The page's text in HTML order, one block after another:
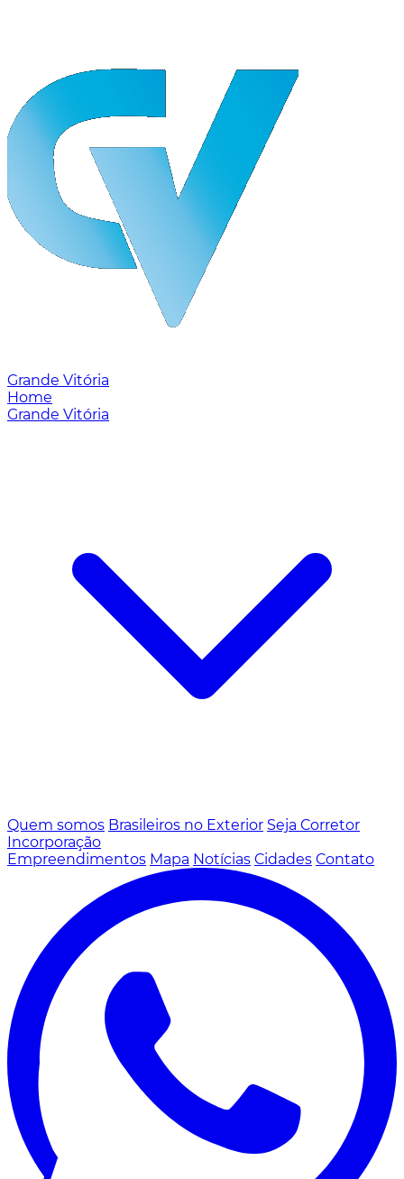
Grande Vitória
Home
Grande Vitória
Quem somos Brasileiros no Exterior Seja Corretor
Incorporação
Empreendimentos Mapa Notícias Cidades Contato